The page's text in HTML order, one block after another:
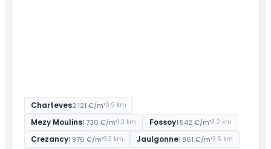
Charteves2 121 €/m²0.9 km
Mezy Moulins1 730 €/m²1.2 km Fossoy1 542 €/m²3.2 km
Crezancy1 976 €/m²3.3 km Jaulgonne1 861 €/m²3.5 km